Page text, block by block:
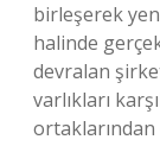
birleşerek
halinde
devralan
varlıkları